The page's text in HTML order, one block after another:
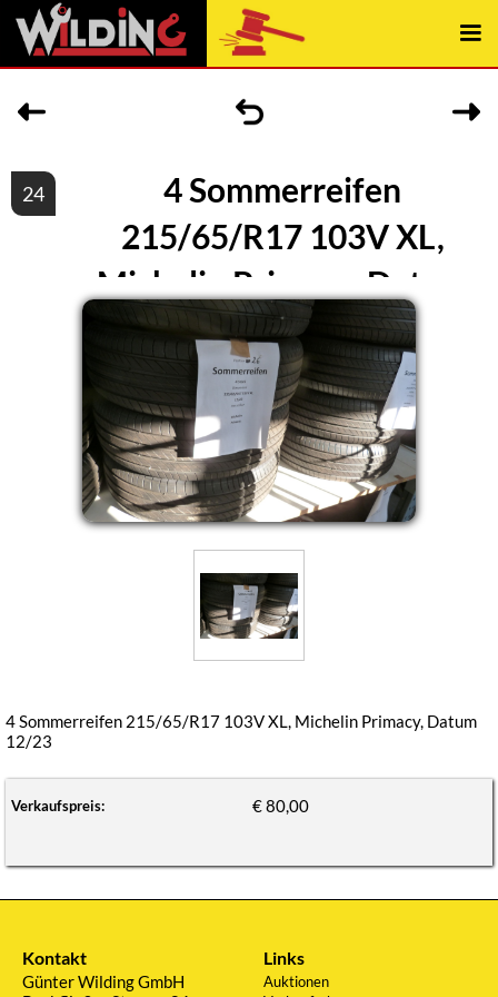
24
4 Sommerreifen
215/65/R17 103V XL,
Michelin Primacy, Datum
12/23
4 Sommerreifen 215/65/R17 103V XL, Michelin Primacy, Datum
12/23
Verkaufspreis: € 80,00
Kontakt
Günter Wilding GmbH
Links
Auktionen